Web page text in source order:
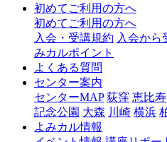
初めてご利用の方へ
初めてご利用の方へ
入会・受講規約 入会から
みカルポイント
よくある質問
センター案内
センターMAP 荻窪 恵比寿
記念公園 大森 川崎 横浜
よみカル情報